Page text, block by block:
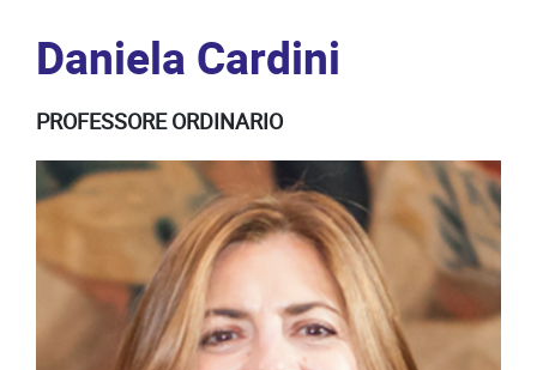
Daniela Cardini
PROFESSORE ORDINARIO